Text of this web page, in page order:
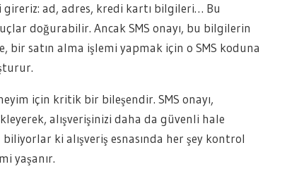
ad, adres, kredi kartı bilgileri… Bu
doğurabilir. Ancak SMS onayı, bu bilgilerin
bir satın alma işlemi yapmak için o SMS koduna
için kritik bir bileşendir. SMS onayı,
alışverişinizi daha da güvenli hale
ki alışveriş esnasında her şey kontrol
yaşanır.